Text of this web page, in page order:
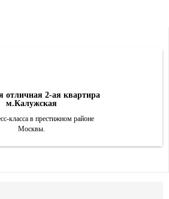
отличная 2-ая квартира
м.Калужская
класса в престижном районе
Москвы.